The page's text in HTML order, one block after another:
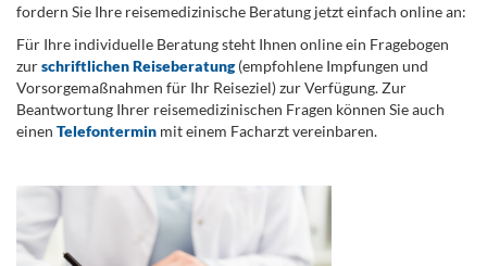
fordern Sie Ihre reisemedizinische Beratung jetzt einfach online an:
Für Ihre individuelle Beratung steht Ihnen online ein Fragebogen
zurschriftlichen Reiseberatung(empfohlene Impfungen und
Vorsorgemaßnahmen für Ihr Reiseziel) zur Verfügung. Zur
Beantwortung Ihrer reisemedizinischen Fragen können Sie auch
einen Telefontermin mit einem Facharzt vereinbaren.